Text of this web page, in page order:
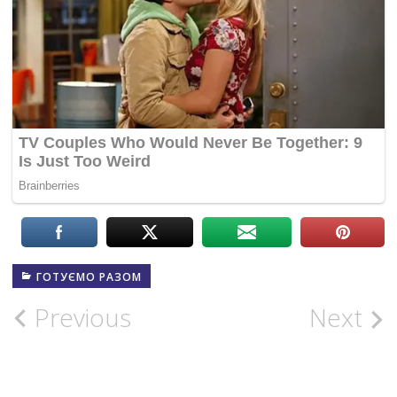
ГОТУЄМО РАЗОМ
Post
Previous Next